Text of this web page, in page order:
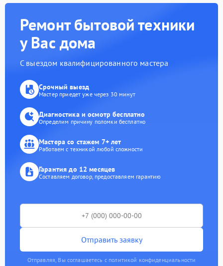
Ремонт бытовой техники
у Вас дома
С выездом квалифицированного мастера
Срочный выезд
Мастер приедет уже через 30 минут
Диагностика и осмотр бесплатно
Определим причину поломки бесплатно
Мастера со стажем 7+ лет
Работаем с техникой любой сложности
Гарантия до 12 месяцев
Составляем договор, предоставляем гарантию
Отправить заявку
Отправляя, Вы соглашаетесь с политикой конфиденциальности